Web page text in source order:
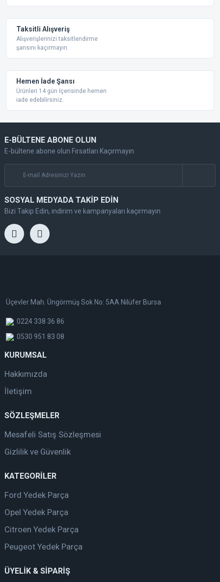
Taksitli Alışveriş
Alışverişlerinizi taksitlendirme
şansını kaçırmayın.
Hemen İade Şansı
Ürünleri 14 gün İçerisinde hemen
iade edebilirsiniz.
E-BÜLTENE ABONE OLUN
E-bültene abone olun Fırsatları Kaçırmayın
SOSYAL MEDYADA TAKİP EDİN
Bizi Takip Edin, indirim ve kampanyaları kaçırmayın
Üçevler Mah. Üngörmüş Sok No: 5AA Nilüfer Bursa
0224 338 36 86
0530 951 83 08
KURUMSAL
Hakkımızda
İletişim
SÖZLEŞMELER
Mesafeli Satış Sözleşmesi
Gizlilik ve Güvenlik
KATEGORİLER
Ford Yedek Parça
Opel Yedek Parça
Citroen Yedek Parça
Peugeot Yedek Parça
ÜYELİK & SİPARİŞ